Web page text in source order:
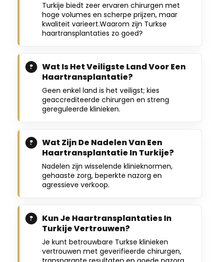
Turkije biedt zeer ervaren chirurgen met
hoge volumes en scherpe prijzen, maar
kwaliteit varieert.Waarom zijn Turkse
haartransplantaties zo goed?
Wat Is Het Veiligste Land Voor Een
Haartransplantatie?
Geen enkel land is het veiligst; kies
geaccrediteerde chirurgen en streng
gereguleerde klinieken.
Wat Zijn De Nadelen Van Een
Haartransplantatie In Turkije?
Nadelen zijn wisselende klinieknormen,
gehaaste zorg, beperkte nazorg en
agressieve verkoop.
Kun Je Haartransplantaties In
Turkije Vertrouwen?
Je kunt betrouwbare Turkse klinieken
vertrouwen met geverifieerde chirurgen,